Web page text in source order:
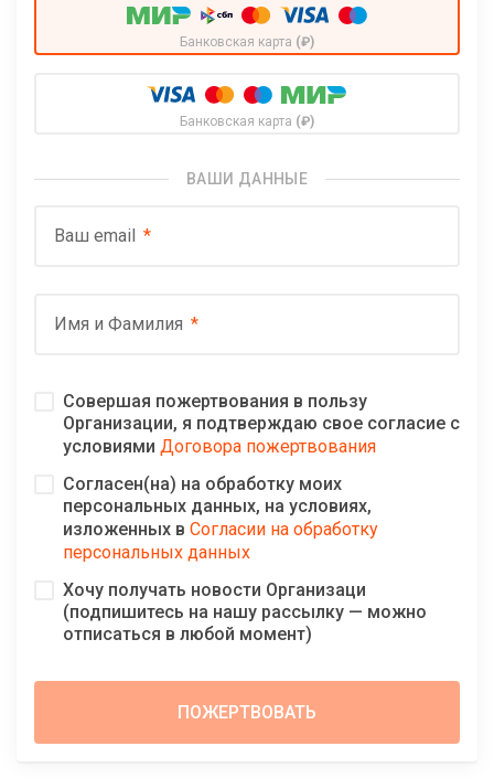
Банковская карта (₽)
Банковская карта (₽)
ВАШИ ДАННЫЕ
Ваш email
Имя и Фамилия
Совершая пожертвования в пользу
Организации, я подтверждаю свое согласие с
условиями Договора пожертвования
Согласен(на) на обработку моих
персональных данных, на условиях,
изложенных в Согласии на обработку
персональных данных
Хочу получать новости Организаци
(подпишитесь на нашу рассылку — можно
отписаться в любой момент)